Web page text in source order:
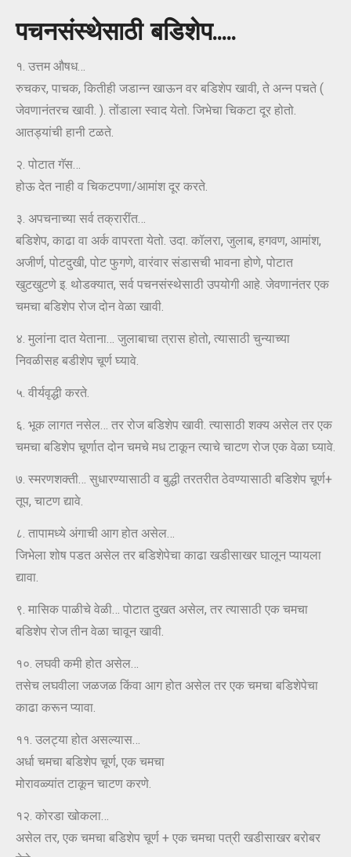
पचनसंस्थेसाठी बडिशेप…..
१. उत्तम औषध…
रुचकर, पाचक, कितीही जडान्न खाऊन वर बडिशेप खावी, ते अन्न पचते (
जेवणानंतरच खावी. ). तोंडाला स्वाद येतो. जिभेचा चिकटा दूर होतो.
आतड्यांची हानी टळते.
२. पोटात गॅस…
होऊ देत नाही व चिकटपणा/आमांश दूर करते.
३. अपचनाच्या सर्व तक्रारींत…
बडिशेप, काढा वा अर्क वापरता येतो. उदा. कॉलरा, जुलाब, हगवण, आमांश,
अजीर्ण, पोटदुखी, पोट फुगणे, वारंवार संडासची भावना होणे, पोटात
खुटखुटणे इ. थोडक्यात, सर्व पचनसंस्थेसाठी उपयोगी आहे. जेवणानंतर एक
चमचा बडिशेप रोज दोन वेळा खावी.
४. मुलांना दात येताना… जुलाबाचा त्रास होतो, त्यासाठी चुन्याच्या
निवळीसह बडीशेप चूर्ण घ्यावे.
५. वीर्यवृद्धी करते.
६. भूक लागत नसेल… तर रोज बडिशेप खावी. त्यासाठी शक्य असेल तर एक
चमचा बडिशेप चूर्णात दोन चमचे मध टाकून त्याचे चाटण रोज एक वेळा घ्यावे.
७. स्मरणशक्ती… सुधारण्यासाठी व बुद्धी तरतरीत ठेवण्यासाठी बडिशेप चूर्ण+
तूप, चाटण द्यावे.
८. तापामध्ये अंगाची आग होत असेल…
जिभेला शोष पडत असेल तर बडिशेपेचा काढा खडीसाखर घालून प्यायला
द्यावा.
९. मासिक पाळीचे वेळी… पोटात दुखत असेल, तर त्यासाठी एक चमचा
बडिशेप रोज तीन वेळा चावून खावी.
१०. लघवी कमी होत असेल…
तसेच लघवीला जळजळ किंवा आग होत असेल तर एक चमचा बडिशेपेचा
काढा करून प्यावा.
११. उलट्या होत असल्यास…
अर्धा चमचा बडिशेप चूर्ण, एक चमचा
मोरावळ्यांत टाकून चाटण करणे.
१२. कोरडा खोकला…
असेल तर, एक चमचा बडिशेप चूर्ण + एक चमचा पत्री खडीसाखर बरोबर